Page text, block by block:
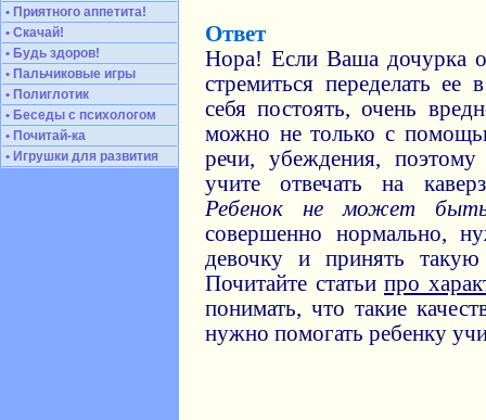
• Приятного аппетита!
• Скачай!
• Будь здоров!
• Пальчиковые игры
• Полиглотик
• Беседы с психологом
• Почитай-ка
• Игрушки для развития
Ответ
Нора! Если Ваша дочурка
стремиться переделать
себя постоять, очень
можно не только с
речи, убеждения, поэтому
учите отвечать на
Ребенок не может
совершенно нормально,
девочку и принять такую
Почитайте статьи про
понимать, что такие
нужно помогать ребенку